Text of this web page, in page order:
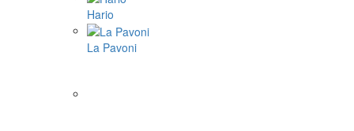
Hario
La Pavoni